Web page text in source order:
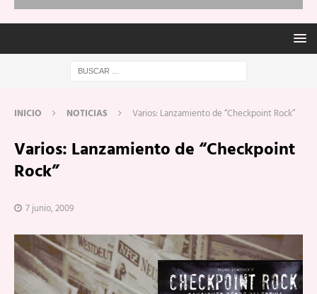
INICIO NOTICIAS Varios: Lanzamiento de “Checkpoint Rock”
Varios: Lanzamiento de “Checkpoint
Rock”
7 junio, 2009